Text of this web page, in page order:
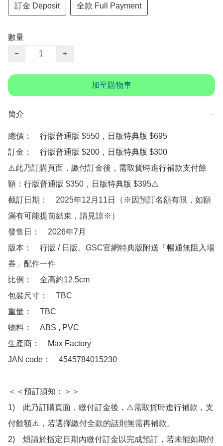
訂金 Deposit 全款 Full Payment
數量
−
+
加至購物車
簡介 −
總價：　行版普通版 $550，日版特典版 $695
訂金：　行版普通版 $200，日版特典版 $300
⚠️此乃訂購頁面，繳付訂金後，需取貨時進行補款支付餘
額：行版普通版 $350，日版特典版 $395⚠️
截訂日期：　2025年12月11日（※因預訂名額有限，如額
滿有可能提前結束，請見諒※）
發售日：　2026年7月
版本：　行版 / 日版。GSC官網特典版附送「暢通無阻入場
券」配件一件
比例：　全高約12.5cm
包裝尺寸：　TBC
重量：　TBC
物料：　ABS , PVC
生產商：　Max Factory
JAN code：　4545784015230
＜＜預訂須知：＞＞
1)　此乃訂購頁面，繳付訂金後，⚠️需取貨時進行補款，支
付餘額⚠️，若選擇繳付全款的話則無需再補款。
2)　煩請於指定日期內繳付訂金以完成預訂，若未能如期付